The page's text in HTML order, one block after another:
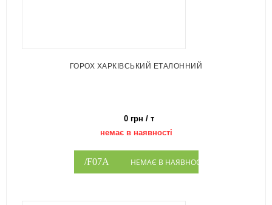
ГОРОХ ХАРКІВСЬКИЙ ЕТАЛОННИЙ
0 грн / т
немає в наявності
НЕМАЄ В НАЯВНОСТІ